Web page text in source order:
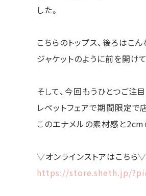
した。
こちらのトップス、後ろはこ
ジャケットのように前を開け
そして、今回もうひとつご注
レペットフェアで期間限定で
このエナメルの素材感と2cm
▽オンラインストアはこちら▽
https://store.sheth.jp/